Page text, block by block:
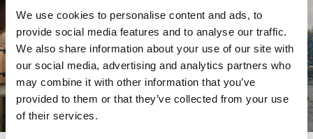
We use cookies to personalise content and ads, to
provide social media features and to analyse our traffic.
We also share information about your use of our site with
our social media, advertising and analytics partners who
may combine it with other information that you’ve
provided to them or that they’ve collected from your use
of their services.
Campinghytter
Læs mere